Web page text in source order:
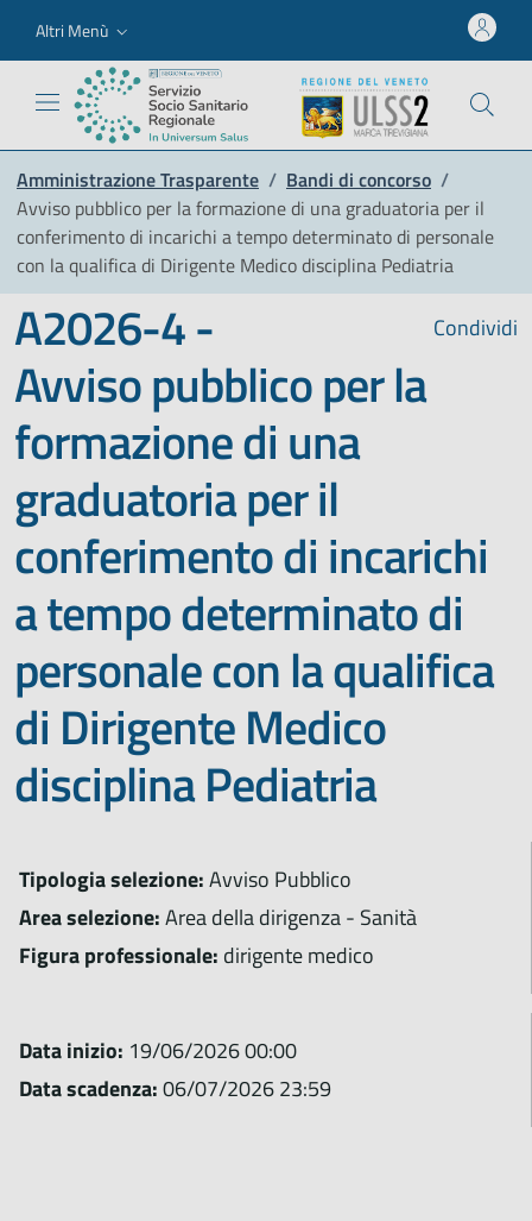
Altri Menù
Amministrazione Trasparente / Bandi di concorso /
Avviso pubblico per la formazione di una graduatoria per il
conferimento di incarichi a tempo determinato di personale
con la qualifica di Dirigente Medico disciplina Pediatria
Condividi
A2026-4 -
Avviso pubblico per la
formazione di una
graduatoria per il
conferimento di incarichi
a tempo determinato di
personale con la qualifica
di Dirigente Medico
disciplina Pediatria
Tipologia selezione:Avviso Pubblico
Area selezione:Area della dirigenza - Sanità
Figura professionale: dirigente medico
Data inizio: 19/06/2026 00:00
Data scadenza:06/07/2026 23:59